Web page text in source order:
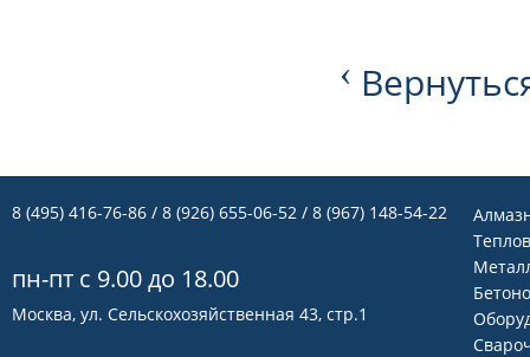
‹
8 (495) 416-76-86 / 8 (926) 655-06-52 / 8 (967) 148-54-22
пн-пт с 9.00 до 18.00
Москва, ул. Сельскохозяйственная 43, стр.1